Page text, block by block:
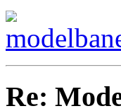
Re: